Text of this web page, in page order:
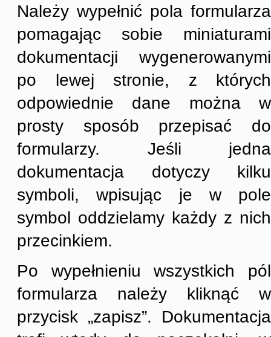
Należy wypełnić pola formularza
pomagając sobie miniaturami
dokumentacji wygenerowanymi
po lewej stronie, z których
odpowiednie dane można w
prosty sposób przepisać do
formularzy. Jeśli jedna
dokumentacja dotyczy kilku
symboli, wpisując je w pole
symbol oddzielamy każdy z nich
przecinkiem.
Po wypełnieniu wszystkich pól
formularza należy kliknąć w
przycisk „zapisz”. Dokumentacja